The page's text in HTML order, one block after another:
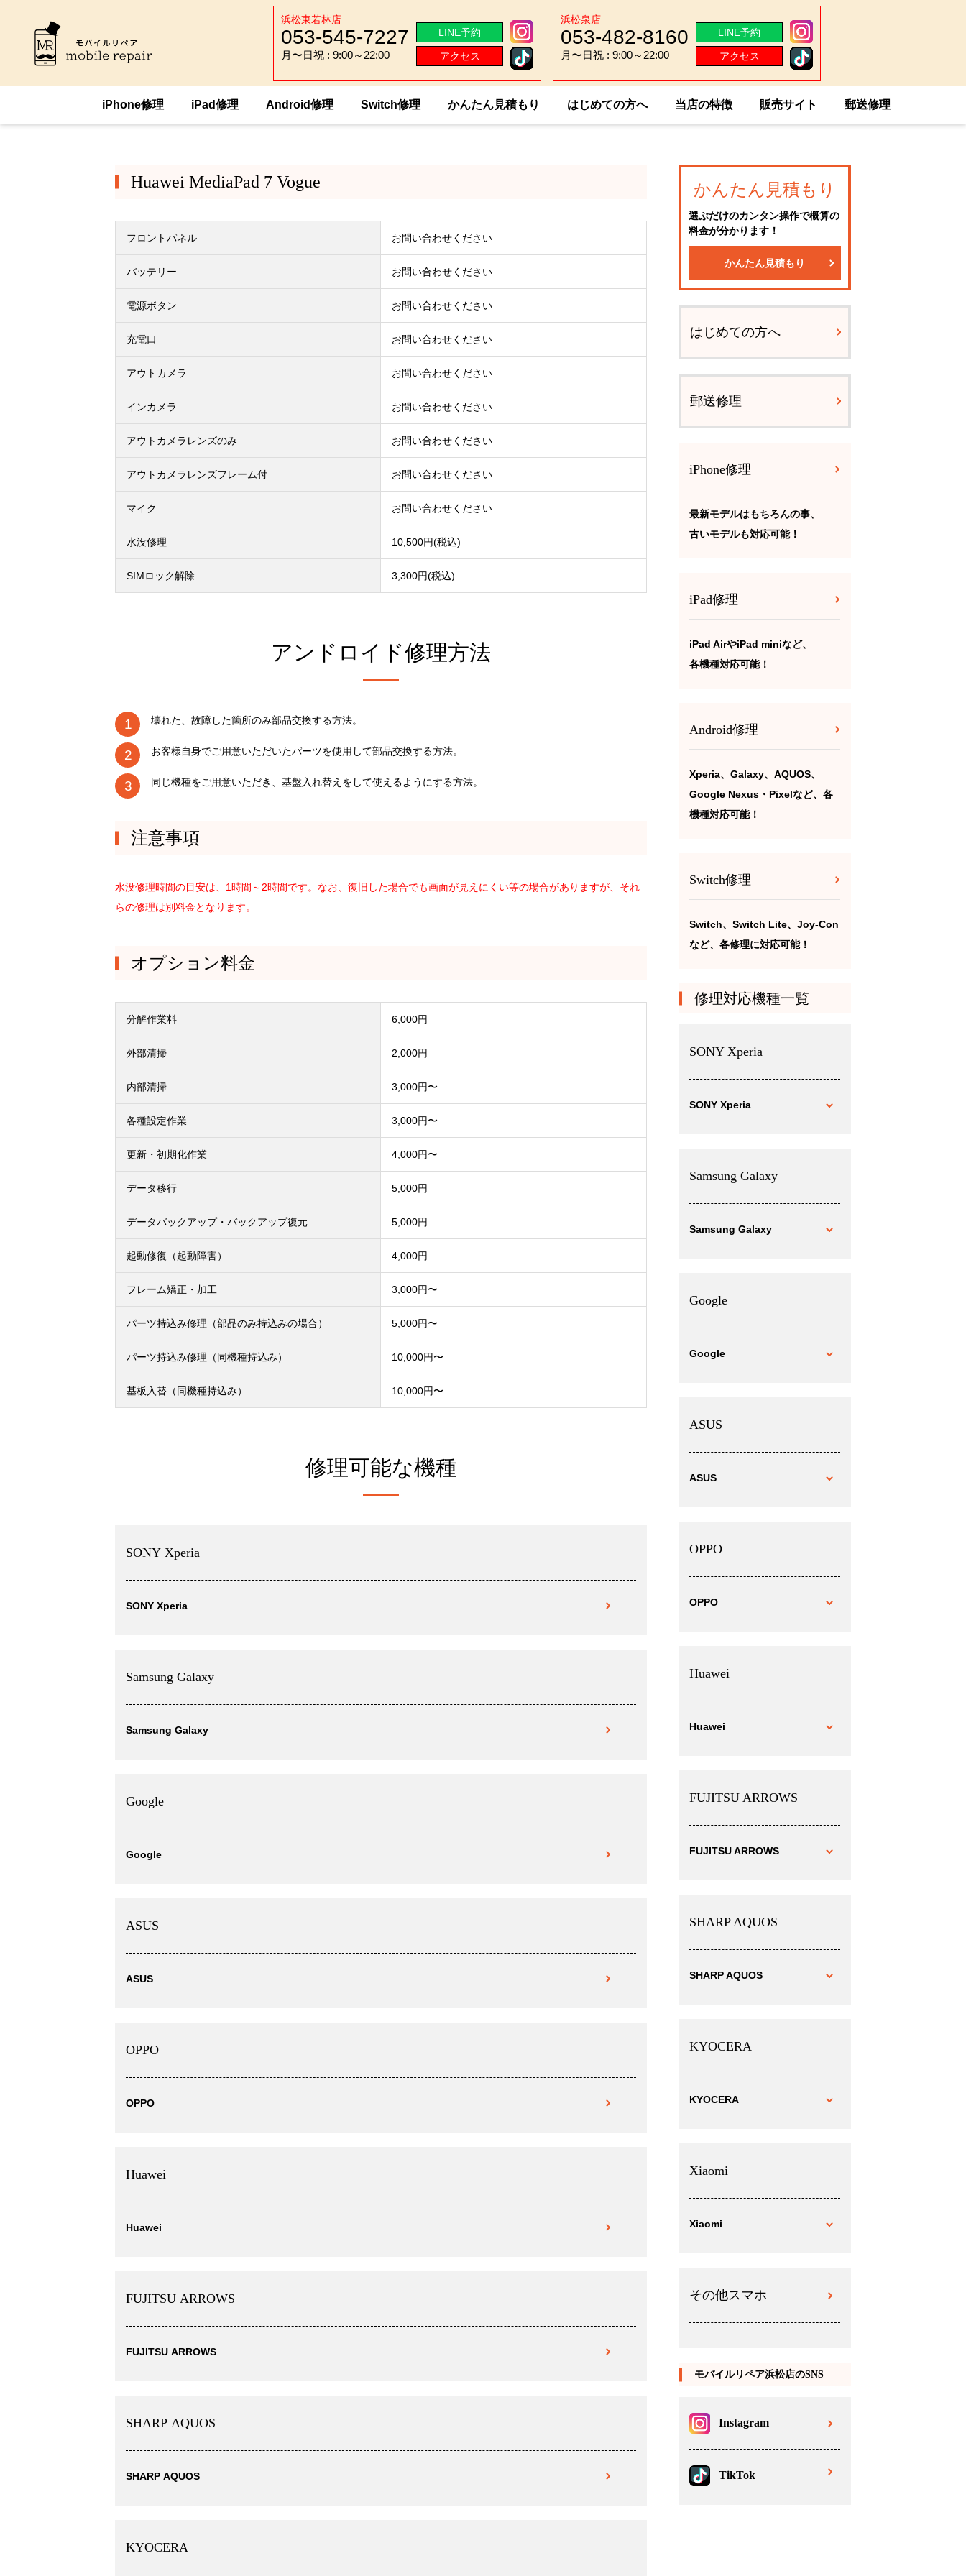
浜松東若林店
053-545-7227
月〜日祝 : 9:00～22:00
LINE予約
アクセス
浜松泉店
053-482-8160
月〜日祝 : 9:00～22:00
LINE予約
アクセス
iPhone修理 iPad修理 Android修理 Switch修理 かんたん見積もり はじめての方へ 当店の特徴 販売サイト 郵送修理
HOME Android修理 Huawei Huawei MediaPad 7 Vogue
Huawei MediaPad 7 Vogue
フロントパネル お問い合わせください
バッテリー お問い合わせください
電源ボタン お問い合わせください
充電口 お問い合わせください
アウトカメラ お問い合わせください
インカメラ お問い合わせください
アウトカメラレンズのみ お問い合わせください
アウトカメラレンズフレーム付 お問い合わせください
マイク お問い合わせください
水没修理 10,500円(税込)
SIMロック解除 3,300円(税込)
アンドロイド修理方法
壊れた、故障した箇所のみ部品交換する方法。
お客様自身でご用意いただいたパーツを使用して部品交換する方法。
同じ機種をご用意いただき、基盤入れ替えをして使えるようにする方法。
注意事項
水没修理時間の目安は、1時間～2時間です。なお、復旧した場合でも画面が見えにくい等の場合がありますが、それ
らの修理は別料金となります。
オプション料金
分解作業料 6,000円
外部清掃 2,000円
内部清掃 3,000円〜
各種設定作業 3,000円〜
更新・初期化作業 4,000円〜
データ移行 5,000円
データバックアップ・バックアップ復元 5,000円
起動修復（起動障害） 4,000円
フレーム矯正・加工 3,000円〜
パーツ持込み修理（部品のみ持込みの場合） 5,000円〜
パーツ持込み修理（同機種持込み） 10,000円〜
基板入替（同機種持込み） 10,000円〜
修理可能な機種
SONY Xperia
SONY Xperia
Samsung Galaxy
Samsung Galaxy
Google
Google
ASUS
ASUS
OPPO
OPPO
Huawei
Huawei
FUJITSU ARROWS
FUJITSU ARROWS
SHARP AQUOS
SHARP AQUOS
KYOCERA
かんたん見積もり
選ぶだけのカンタン操作で概算の
料金が分かります！
かんたん見積もり
はじめての方へ
郵送修理
iPhone修理
最新モデルはもちろんの事、
古いモデルも対応可能！
iPad修理
iPad AirやiPad miniなど、
各機種対応可能！
Android修理
Xperia、Galaxy、AQUOS、
Google Nexus・Pixelなど、各
機種対応可能！
Switch修理
Switch、Switch Lite、Joy-Con
など、各修理に対応可能！
修理対応機種一覧
SONY Xperia
SONY Xperia
Samsung Galaxy
Samsung Galaxy
Google
Google
ASUS
ASUS
OPPO
OPPO
Huawei
Huawei
FUJITSU ARROWS
FUJITSU ARROWS
SHARP AQUOS
SHARP AQUOS
KYOCERA
KYOCERA
Xiaomi
Xiaomi
その他スマホ
モバイルリペア浜松店のSNS
Instagram
TikTok